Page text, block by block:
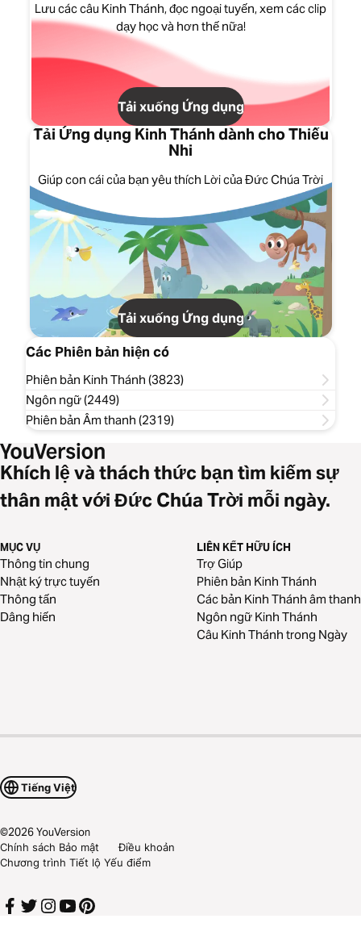
Lưu các câu Kinh Thánh, đọc ngoại tuyến, xem các clip
dạy học và hơn thế nữa!
Tải xuống Ứng dụng
Tải Ứng dụng Kinh Thánh dành cho Thiếu
Nhi
Giúp con cái của bạn yêu thích Lời của Đức Chúa Trời
Tải xuống Ứng dụng
Các Phiên bản hiện có
Phiên bản Kinh Thánh (3823)
Ngôn ngữ (2449)
Phiên bản Âm thanh (2319)
Khích lệ và thách thức bạn tìm kiếm sự
thân mật với Đức Chúa Trời mỗi ngày.
MỤC VỤ
Thông tin chung
Nhật ký trực tuyến
Thông tấn
Dâng hiến
LIÊN KẾT HỮU ÍCH
Trợ Giúp
Phiên bản Kinh Thánh
Các bản Kinh Thánh âm thanh
Ngôn ngữ Kinh Thánh
Câu Kinh Thánh trong Ngày
Tiếng Việt
©2026YouVersion
Chính sách Bảo mật
Điều khoản
Chương trình Tiết lộ Yếu điểm